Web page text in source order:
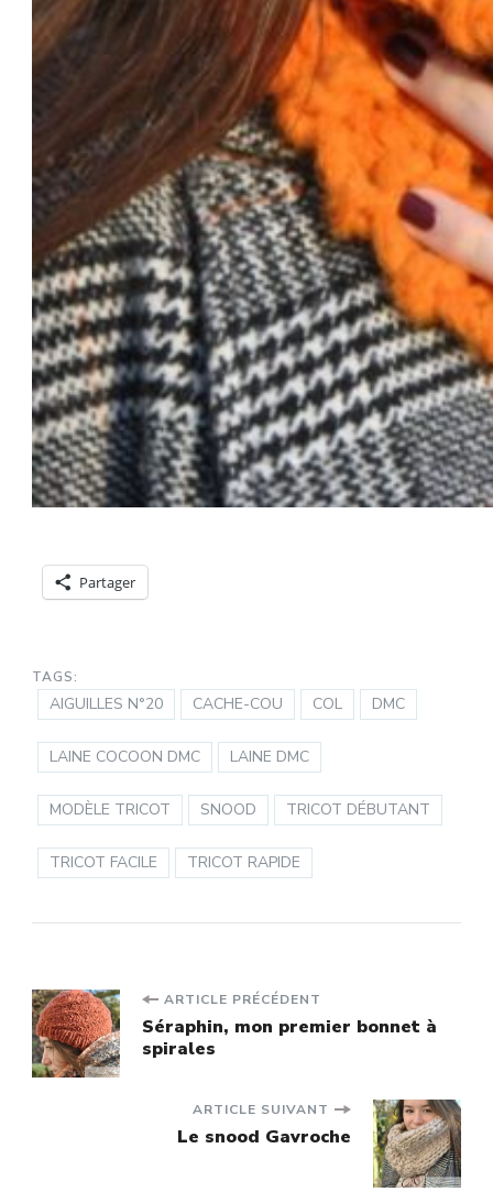
Partager
TAGS:
AIGUILLES N°20 CACHE-COU COL DMC
LAINE COCOON DMC LAINE DMC
MODÈLE TRICOT SNOOD TRICOT DÉBUTANT
TRICOT FACILE TRICOT RAPIDE
Navigation
d'article
ARTICLE PRÉCÉDENT
Séraphin, mon premier bonnet à
spirales
ARTICLE SUIVANT
Le snood Gavroche